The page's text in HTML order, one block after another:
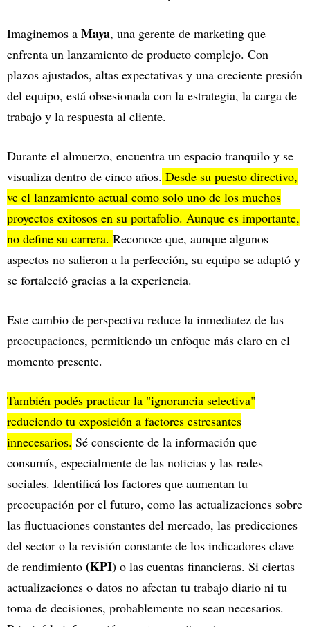
Imaginemos a Maya, una gerente de marketing que
enfrenta un lanzamiento de producto complejo. Con
plazos ajustados, altas expectativas y una creciente presión
del equipo, está obsesionada con la estrategia, la carga de
trabajo y la respuesta al cliente.
Durante el almuerzo, encuentra un espacio tranquilo y se
visualiza dentro de cinco años. Desde su puesto directivo,
ve el lanzamiento actual como solo uno de los muchos
proyectos exitosos en su portafolio. Aunque es importante,
no define su carrera. Reconoce que, aunque algunos
aspectos no salieron a la perfección, su equipo se adaptó y
se fortaleció gracias a la experiencia.
Este cambio de perspectiva reduce la inmediatez de las
preocupaciones, permitiendo un enfoque más claro en el
momento presente.
También podés practicar la "ignorancia selectiva"
reduciendo tu exposición a factores estresantes
innecesarios. Sé consciente de la información que
consumís, especialmente de las noticias y las redes
sociales. Identificá los factores que aumentan tu
preocupación por el futuro, como las actualizaciones sobre
las fluctuaciones constantes del mercado, las predicciones
del sector o la revisión constante de los indicadores clave
de rendimiento (KPI) o las cuentas financieras. Si ciertas
actualizaciones o datos no afectan tu trabajo diario ni tu
toma de decisiones, probablemente no sean necesarios.